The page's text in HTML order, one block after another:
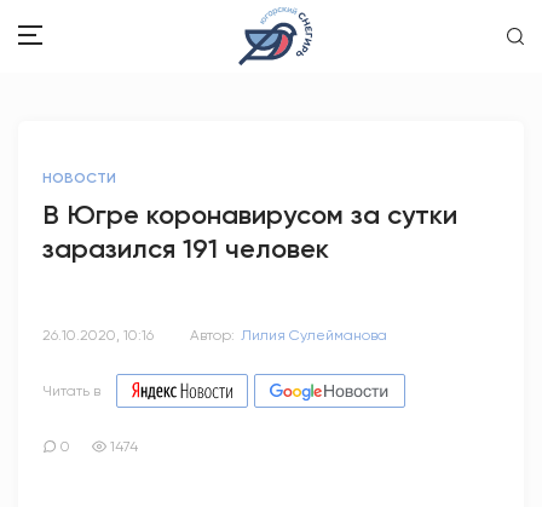
ОБРАЗОВАНИЕ
НОВОСТИ
В Югре коронавирусом за сутки
заразился 191 человек
26.10.2020, 10:16 Автор: Лилия Сулейманова
Читать в
0 1474